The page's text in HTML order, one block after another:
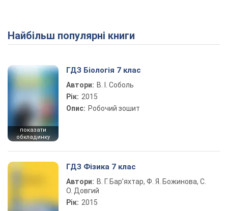
Play Video
Найбільш популярні книги
показати
обкладинку
ГДЗ Біологія 7 клас
Автори: В. І. Соболь
Рік: 2015
Опис: Робочий зошит
ГДЗ Фізика 7 клас
Автори: В. Г. Бар’яхтар, Ф. Я. Божинова, С.
О. Довгий
Рік: 2015